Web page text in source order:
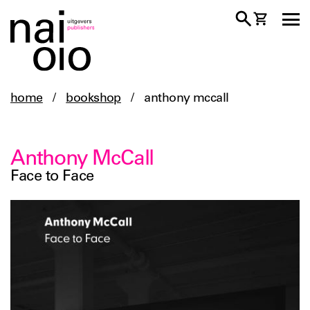
home / bookshop / anthony mccall
Anthony McCall
Face to Face